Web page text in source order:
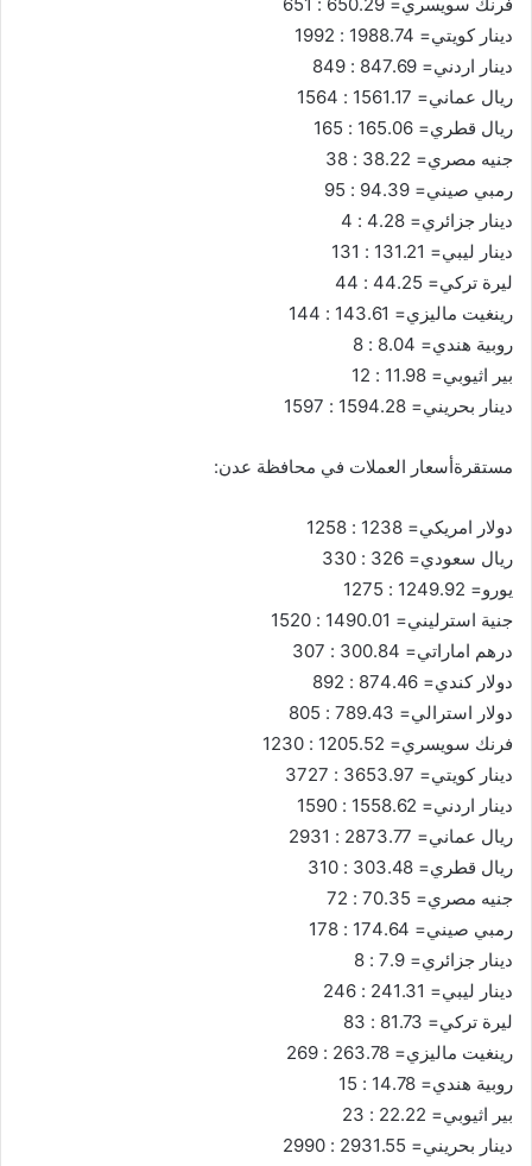
دينار كويتي= 1988.74 : 1992
دينار اردني= 847.69 : 849
ريال عماني= 1561.17 : 1564
ريال قطري= 165.06 : 165
جنيه مصري= 38.22 : 38
رمبي صيني= 94.39 : 95
دينار جزائري= 4.28 : 4
دينار ليبي= 131.21 : 131
ليرة تركي= 44.25 : 44
رينغيت ماليزي= 143.61 : 144
روبية هندي= 8.04 : 8
بير اثيوبي= 11.98 : 12
دينار بحريني= 1594.28 : 1597
مستقرةأسعار العملات في محافظة عدن:
دولار امريكي= 1238 : 1258
ريال سعودي= 326 : 330
يورو= 1249.92 : 1275
جنية استرليني= 1490.01 : 1520
درهم اماراتي= 300.84 : 307
دولار كندي= 874.46 : 892
دولار استرالي= 789.43 : 805
فرنك سويسري= 1205.52 : 1230
دينار كويتي= 3653.97 : 3727
دينار اردني= 1558.62 : 1590
ريال عماني= 2873.77 : 2931
ريال قطري= 303.48 : 310
جنيه مصري= 70.35 : 72
رمبي صيني= 174.64 : 178
دينار جزائري= 7.9 : 8
دينار ليبي= 241.31 : 246
ليرة تركي= 81.73 : 83
رينغيت ماليزي= 263.78 : 269
روبية هندي= 14.78 : 15
بير اثيوبي= 22.22 : 23
دينار بحريني= 2931.55 : 2990